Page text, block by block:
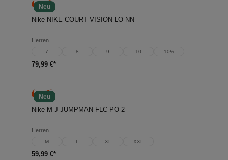
Neu
Nike NIKE COURT VISION LO NN
Herren
7 8 9 10 10½
79,99 €*
Neu
Nike M J JUMPMAN FLC PO 2
Herren
M L XL XXL
59,99 €*